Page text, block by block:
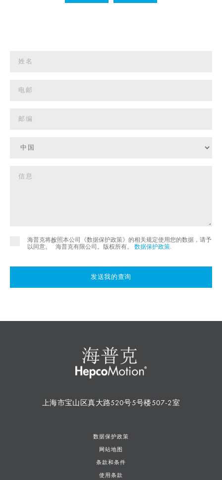
海普克将按照本公司《数据保护政策》的相关规定使用您的数据，请予
以同意。
©
海普克有限公司。版权所有。 数据保护政策
发送我的查询
上海市宝山区真大路520号5号楼507-2室
数据保护政策
网站地图
条款和条件
使用条款